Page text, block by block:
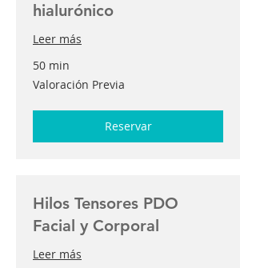
hialurónico
Leer más
50 min
Valoración
Previa
Valoración Previa
Reservar
Hilos Tensores PDO
Facial y Corporal
Leer más